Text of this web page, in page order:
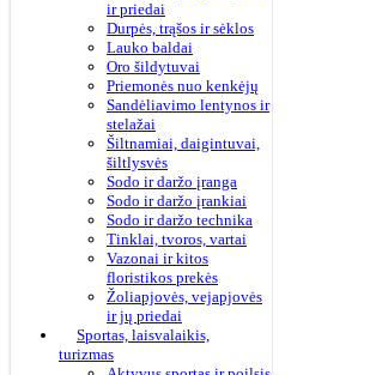
ir priedai
Durpės, trąšos ir sėklos
Lauko baldai
Oro šildytuvai
Priemonės nuo kenkėjų
Sandėliavimo lentynos ir
stelažai
Šiltnamiai, daigintuvai,
šiltlysvės
Sodo ir daržo įranga
Sodo ir daržo įrankiai
Sodo ir daržo technika
Tinklai, tvoros, vartai
Vazonai ir kitos
floristikos prekės
Žoliapjovės, vejapjovės
ir jų priedai
Sportas, laisvalaikis,
turizmas